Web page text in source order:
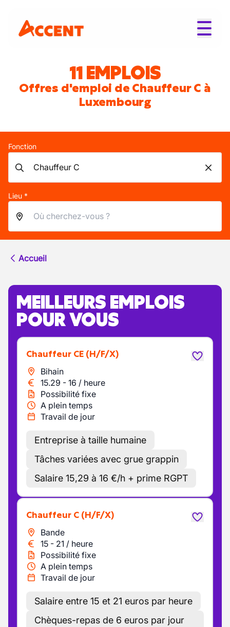
11 EMPLOIS
Offres d'emploi de Chauffeur C à
Luxembourg
Fonction
Lieu *
Accueil
MEILLEURS EMPLOIS
POUR VOUS
Chauffeur CE (H/F/X)
Bihain
15.29 - 16 / heure
Possibilité fixe
A plein temps
Travail de jour
Entreprise à taille humaine
Tâches variées avec grue grappin
Salaire 15,29 à 16 €/h + prime RGPT
Chauffeur C (H/F/X)
Bande
15 - 21 / heure
Possibilité fixe
A plein temps
Travail de jour
Salaire entre 15 et 21 euros par heure
Chèques-repas de 6 euros par jour